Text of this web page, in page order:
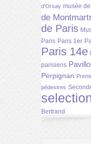
d'Orsay musée
de
de Paris
Paris Paris 1er
Paris 14e
parisiens
Perpignan
pédestres
Bertrand